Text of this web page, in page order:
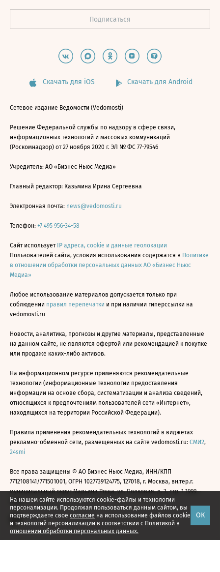
На нашем сайте используются cookie-файлы и технологии
персонализации. Продолжая пользоваться данным сайтом, вы
подтверждаете свое согласие на использование файлов cookie
и технологий персонализации в соответствии с Политикой в
отношении обработки персональных данных.
ОК
Скачать для iOS Скачать для Android
Сетевое издание Ведомости (Vedomosti)
Решение Федеральной службы по надзору в сфере связи,
информационных технологий и массовых коммуникаций
(Роскомнадзор) от 27 ноября 2020 г. ЭЛ № ФС 77-79546
Учредитель: АО «Бизнес Ньюс Медиа»
Главный редактор: Казьмина Ирина Сергеевна
Электронная почта: news@vedomosti.ru
Телефон: +7 495 956-34-58
Сайт использует IP адреса, cookie и данные геолокации
Пользователей сайта, условия использования содержатся в Политике
в отношении обработки персональных данных АО «Бизнес Ньюс
Медиа»
Любое использование материалов допускается только при
соблюдении правил перепечатки и при наличии гиперссылки на
vedomosti.ru
Новости, аналитика, прогнозы и другие материалы, представленные
на данном сайте, не являются офертой или рекомендацией к покупке
или продаже каких-либо активов.
На информационном ресурсе применяются рекомендательные
технологии (информационные технологии предоставления
информации на основе сбора, систематизации и анализа сведений,
относящихся к предпочтениям пользователей сети «Интернет»,
находящихся на территории Российской Федерации).
Правила применения рекомендательных технологий в виджетах
рекламно-обменной сети, размещенных на сайте vedomosti.ru: СМИ2,
24smi
Все права защищены © АО Бизнес Ньюс Медиа, ИНН/КПП
7712108141/771501001, ОГРН 1027739124775, 127018, г. Москва, вн.тер.г.
муниципальный округ Марьина Роща, ул. Полковая, д. 3, стр. 1 1999—
2026